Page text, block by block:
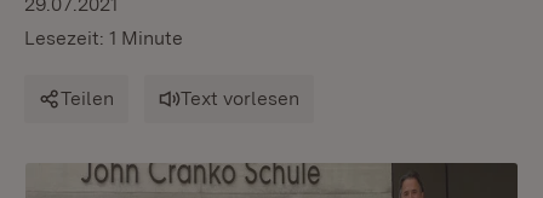
Lesezeit: 1 Minute
Teilen Text vorlesen